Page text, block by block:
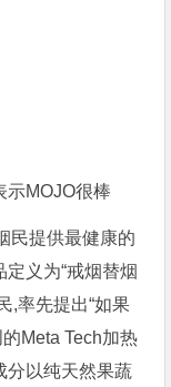
MOJO很棒
提供最健康的
义为“戒烟替烟
,率先提出“如果
Meta Tech加热
分以纯天然果蔬